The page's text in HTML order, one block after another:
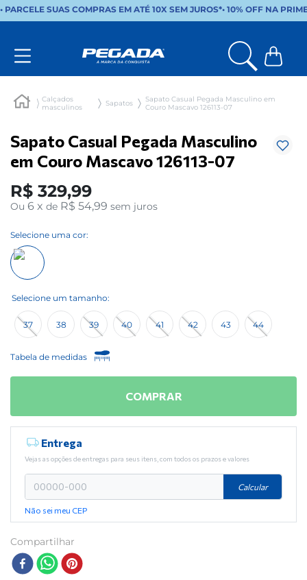
• PARCELE SUAS COMPRAS EM ATÉ 10X SEM JUROS*• 10% OFF NA
Calçados
masculinos
Sapatos
Sapato Casual Pegada Masculino em
Couro Mascavo 126113-07
Sapato Casual Pegada Masculino
em Couro Mascavo 126113-07
R$ 329,99
Ou 6 x de R$ 54,99 sem juros
Selecione uma cor:
37 38 39 40 41 42 43 44
Tabela de medidas
COMPRAR
Entrega
Vejas as opções de entregas para seus itens, com todos os prazos e valores
Calcular
Não sei meu CEP
Compartilhar